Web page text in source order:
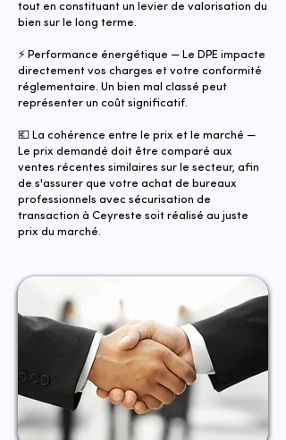
tout en constituant un levier de valorisation du
bien sur le long terme.
⚡ Performance énergétique — Le DPE impacte
directement vos charges et votre conformité
réglementaire. Un bien mal classé peut
représenter un coût significatif.
💶 La cohérence entre le prix et le marché —
Le prix demandé doit être comparé aux
ventes récentes similaires sur le secteur, afin
de s'assurer que votre achat de bureaux
professionnels avec sécurisation de
transaction à Ceyreste soit réalisé au juste
prix du marché.